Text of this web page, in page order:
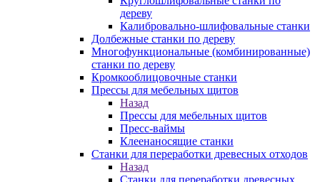
дереву
Калибровально-шлифовальные станки
Долбежные станки по дереву
Многофункциональные (комбинированные)
станки по дереву
Кромкооблицовочные станки
Прессы для мебельных щитов
Назад
Прессы для мебельных щитов
Пресс-ваймы
Клеенаносящие станки
Станки для переработки древесных отходов
Назад
Станки для переработки древесных